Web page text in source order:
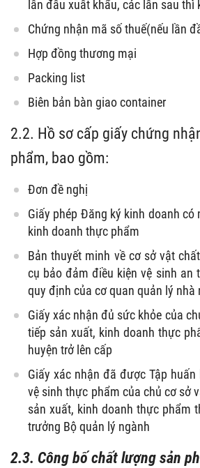
lần đầu xuất khẩu, các lần sau thì
Chứng nhận mã số thuế(nếu lần
Hợp đồng thương mại
Packing list
Biên bản bàn giao container
2.2. Hồ sơ cấp giấy chứng
phẩm, bao gồm:
Đơn đề nghị
Giấy phép Đăng ký kinh doanh có
kinh doanh thực phẩm
Bản thuyết minh về cơ sở vật
cụ bảo đảm điều kiện vệ sinh an
quy định của cơ quan quản lý nhà
Giấy xác nhận đủ sức khỏe của
tiếp sản xuất, kinh doanh thực
huyện trở lên cấp
Giấy xác nhận đã được Tập
vệ sinh thực phẩm của chủ cơ sở
sản xuất, kinh doanh thực phẩm
trưởng Bộ quản lý ngành
2.3. Công bố chất lượng sản